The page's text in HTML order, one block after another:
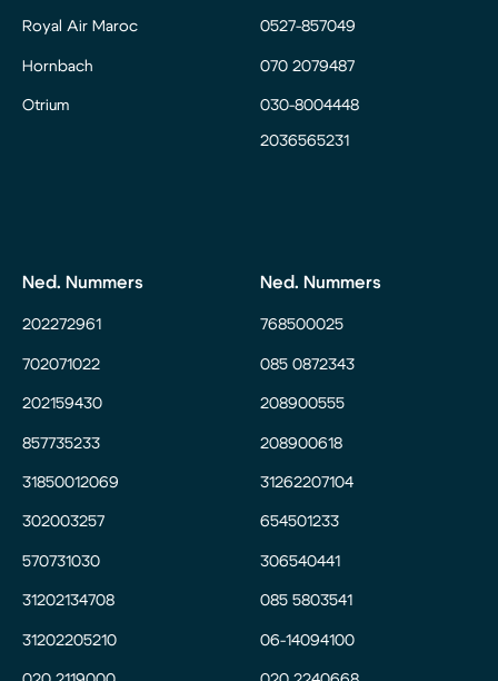
Royal Air Maroc
Hornbach
Otrium
0527-857049
070 2079487
030-8004448
2036565231
Ned. Nummers
202272961
702071022
202159430
857735233
31850012069
302003257
570731030
31202134708
31202205210
Ned. Nummers
768500025
085 0872343
208900555
208900618
31262207104
654501233
306540441
085 5803541
06-14094100